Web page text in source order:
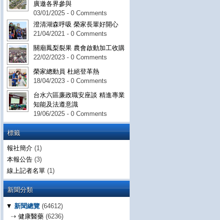
廣邀各界參與
03/01/2025 - 0 Comments
澄清湖森呼吸 榮家長輩好開心
21/04/2021 - 0 Comments
關廟鳳梨裂果 農會啟動加工收購
22/02/2023 - 0 Comments
榮家總動員 杜絕登革熱
18/04/2023 - 0 Comments
台水六區廉政職安座談 精進專業
知能及法遵意識
19/06/2025 - 0 Comments
標籤
報社簡介 (1)
本報公告 (3)
線上記者名單 (1)
新聞分類
▼ 新聞總覽 (64612)
⇢ 健康醫藥 (6236)